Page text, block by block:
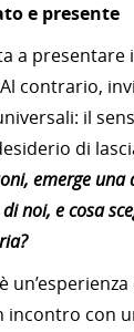
e presente
a presentare
contrario,
il
di
emerge una
noi, e cosa
è
incontro con